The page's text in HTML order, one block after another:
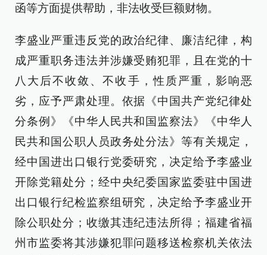
函等方面提供帮助，非法收受巨额财物。
李盛业严重违反党的政治纪律、廉洁纪律，构
成严重职务违法并涉嫌受贿犯罪，且在党的十
八大后不收敛、不收手，性质严重，影响恶
劣，应予严肃处理。依据《中国共产党纪律处
分条例》《中华人民共和国监察法》《中华人
民共和国公职人员政务处分法》等有关规定，
经中国进出口银行党委研究，决定给予李盛业
开除党籍处分；经中央纪委国家监委驻中国进
出口银行纪检监察组研究，决定给予李盛业开
除公职处分；收缴其违纪违法所得；福建省福
州市监委将其涉嫌犯罪问题移送检察机关依法